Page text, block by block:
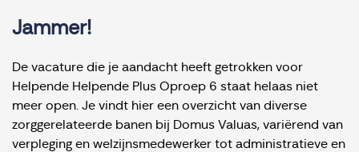
Jammer!
De vacature die je aandacht heeft getrokken voor
Helpende Helpende Plus Oproep 6 staat helaas niet
meer open. Je vindt hier een overzicht van diverse
zorggerelateerde banen bij Domus Valuas, variërend van
verpleging en welzijnsmedewerker tot administratieve en